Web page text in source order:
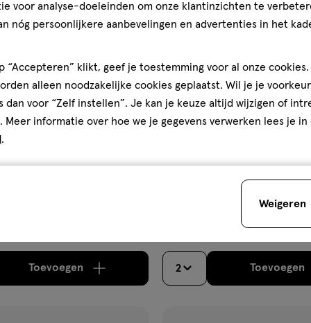
2.99
Toevoegenverhoog aantal met één, Limiet bereikt.Je kan
verlanglijst
2 Toevoegen
voor analyse-doeleinden om onze klantinzichten te
nóg persoonlijkere aanbevelingen en advertenties in het
“Accepteren” klikt, geef je toestemming voor al onze cookies.
alleen noodzakelijke cookies geplaatst. Wil je je
dan voor “Zelf instellen”. Je kan je keuze altijd wijzigen of
. Meer informatie over hoe we je gegevens verwerken lees je in
.
Weigeren